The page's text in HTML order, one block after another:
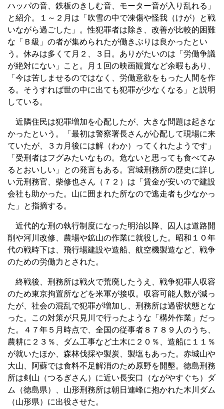
ハッパの音、鉄板のきしむ音、モーター音が入り乱れる」
と紹介。１～２月は「吹雪の中で凍傷や怪我（けが）と戦
いながら過ごした」。性犯罪者は除き、改善が比較的困難
な「Ｂ級」の者が集められたが働きぶりは良かったとい
う。休みは多くて月２、３日。ありがたいのは「労働争議
が絶対にない」こと。月１回の映画観賞など余暇もあり、
「今は苦しませるのではなく、労働意欲をもった人間を作
る。そうすれば世の中に出ても犯罪が少なくなる」と説明
している。
近隣住民は犯罪増加を心配したが、大きな問題は起きな
かったという。「最初は警察署長さんが心配して現場に来
ていたが、３カ月後には解（わか）ってくれたようです」
「受刑者はフグみたいなもの。危ないと思っても食べてみ
るとおいしい」との発言もある。宮城刑務所の歴史に詳し
い元刑務官、柴修也さん（７２）は「賃金が安いので建設
会社も助かった。山に囲まれた所なので逃走者も少なかっ
た」と指摘する。
近代的な刑の執行制度になった明治以降、囚人は道路開
削や河川改修、農場や鉱山の作業に就役した。昭和１０年
代の戦時下は、飛行場建設や造船、航空機製造など、戦争
のための労働力とされた。
終戦後、刑務所は戦火で荒廃したうえ、戦争犯罪人収容
のため東京拘置所などを米軍が接収。収容可能人数が減っ
たが、社会の混乱で犯罪が増加し、刑務所は過密状態とな
った。この対策が只見川で行ったような「構外作業」だっ
た。４７年５月時点で、全国の従事者８７８９人のうち、
農耕に２３％、ダム工事など土木に２０％、造船に１１％
が就いたほか、森林伐採や製炭、製塩もあった。赤城山や
大山、阿蘇では食料不足解消のため原野を開墾。徳島刑務
所は剣山（つるぎさん）に近い長安口（ながやすぐち）ダ
ム（徳島県）、山形刑務所は朝日連峰に抱かれた木川ダム
（山形県）に出役させた。